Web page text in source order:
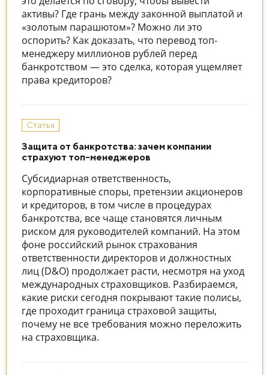
активы? Где грань между законной выплатой и
«золотым парашютом»? Можно ли это
оспорить? Как доказать, что перевод топ-
менеджеру миллионов рублей перед
банкротством — это сделка, которая ущемляет
права кредиторов?
Статья
Защита от банкротства: зачем компании
страхуют топ-менеджеров
Субсидиарная ответственность,
корпоративные споры, претензии акционеров
и кредиторов, в том числе в процедурах
банкротства, все чаще становятся личным
риском для руководителей компаний. На этом
фоне российский рынок страхования
ответственности директоров и должностных
лиц (D&O) продолжает расти, несмотря на уход
международных страховщиков. Разбираемся,
какие риски сегодня покрывают такие полисы,
где проходит граница страховой защиты,
почему не все требования можно переложить
на страховщика.